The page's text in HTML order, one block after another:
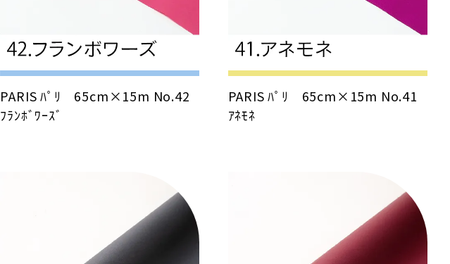
PARIS ﾊﾟﾘ 65cm×15m No.42
ﾌﾗﾝﾎﾞﾜｰｽﾞ
PARIS ﾊﾟﾘ 65cm×15m No.41
ｱﾈﾓﾈ